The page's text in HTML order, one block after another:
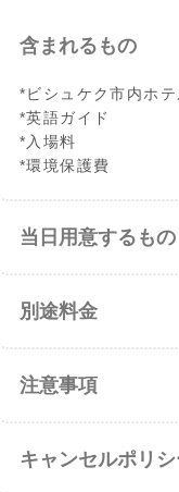
含まれるもの
*ビシュケク市内ホテ
*英語ガイド
*入場料
*環境保護費
当日用意するもの
別途料金
注意事項
キャンセルポリシ